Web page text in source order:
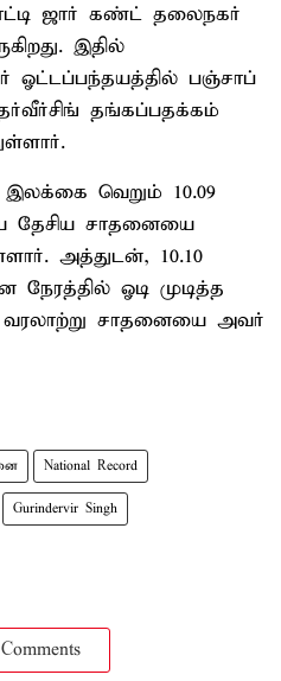
ஜார் கண்ட் தலைநகர்
இதில்
ஓட்டப்பந்தயத்தில் பஞ்சாப்
தங்கப்பதக்கம்
இலக்கை வெறும் 10.09
தேசிய சாதனையை
அத்துடன், 10.10
நேரத்தில் ஓடி முடித்த
சாதனையை அவர்
National Record
Gurindervir Singh